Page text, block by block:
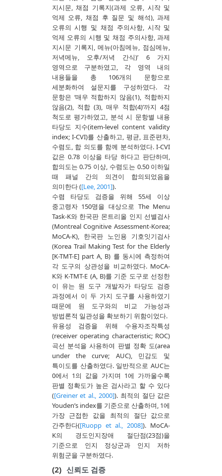
지시문, 채점 기록지(과제 오류, 시작 및
억제 오류, 채점 후 질문 및 해석), 과제
오류의 시행 및 채점 주의사항, 시작 및
억제 오류의 시행 및 채점 주의사항, 과제
지시문 기록지, 메뉴(아침메뉴, 점심메뉴,
저녁메뉴, 오후/저녁 간식)’ 6 가지
영역으로 구분하였고, 각 영역 내의
내용들을 총 106개의 문항으로
세분화하여 설문지를 구성하였다. 각
문항은 ‘매우 적합하지 않음(1), 적합하지
않음(2), 적합 (3), 매우 적합(4)’까지 4점
척도로 평가하였고, 분석 시 문항별 내용
타당도 지수(item-level content validity
index; I-CVI)를 산출하고, 평균, 표준편차,
수렴도, 합 의도를 함께 분석하였다. I-CVI
값은 0.78 이상을 타당 하다고 판단하며,
합의도는 0.75 이상, 수렴도는 0.50 이하일
때 패널 간의 의견이 합의되었음을
의미한다 ([Lee, 2001]).
수렴 타당도 검증을 위해 55세 이상
중고령자 150명을 대상으로 The Menu
Task-K와 한국판 몬트리올 인지 선별검사
(Montreal Cognitive Assessment-Korea;
MoCA-K), 한국판 노인용 기호잇기검사
(Korea Trail Making Test for the Elderly
[K-TMT-E] part A, B) 를 동시에 측정하여
각 도구의 상관성을 비교하였다. MoCA-
K와 K-TMT-E (A, B)를 기준 도구로 선정한
이 유는 원 도구 개발자가 타당도 검증
과정에서 이 두 가지 도구를 사용하였기
때문에 원 도구와의 비교 가능성과
방법론적 일관성을 확보하기 위함이었다.
유용성 검증을 위해 수용자조작특성
(receiver operating characteristic; ROC)
곡선 분석을 사용하여 판별 정확 도(area
under the curve; AUC), 민감도 및
특이도를 산출하였다. 일반적으로 AUC는
0에서 1의 값을 가지며 1에 가까울수록
판별 정확도가 높은 검사라고 할 수 있다
([Greiner et al., 2000]). 최적의 절단 값은
Youden’s index를 기준으로 산출하며, 1에
가장 근접한 값을 최적의 절단 값으로
간주한다([Ruopp et al., 2008]). MoCA-
K의 경도인지장애 절단점(23점)을
기준으로 인지 정상군과 인지 저하
위험군을 구분하였다.
(2) 신뢰도 검증